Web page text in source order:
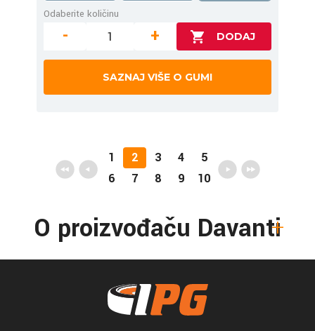
Odaberite količinu
- +
SAZNAJ VIŠE O GUMI
1 2 3 4
5
6
7 8 9 10
O proizvođaču Davanti